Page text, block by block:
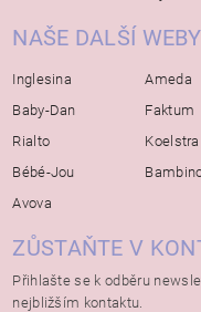
NAŠE DALŠÍ WEBY
Inglesina
Baby-Dan
Rialto
Bébé-Jou
Avova
Ameda
Faktum
Koelstra
ZŮSTAŇTE V
Přihlašte se k odběru
nejbližším kontaktu.